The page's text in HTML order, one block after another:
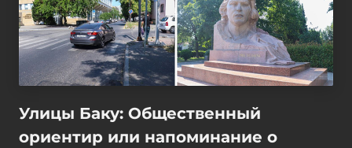
Улицы Баку: Общественный
ориентир или напоминание о